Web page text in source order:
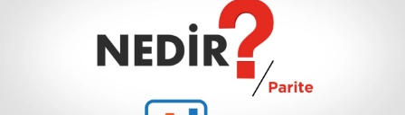
BIST 100 Isı Haritası